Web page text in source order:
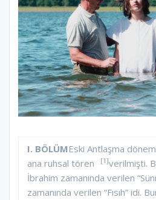
I. BÖLÜMEski Antlaşma
ana ruhsal tören
[1]verilmişti.
İbrahim zamanında verilen
zamanında verilen “Fısıh” idi.